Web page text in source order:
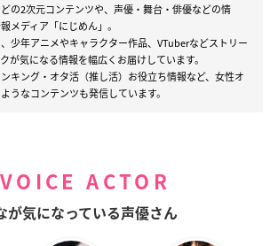
の2次元コンテンツや、声優・舞台・俳優などの情
メディア「にじめん」。
少年アニメやキャラクター作品、VTuberなどストリー
が気になる情報を幅広くお届けしています。
キング・オタ活（推し活）お役立ち情報など、女性オ
うなコンテンツも発信しています。
VOICE ACTOR
が気になっている声優さん